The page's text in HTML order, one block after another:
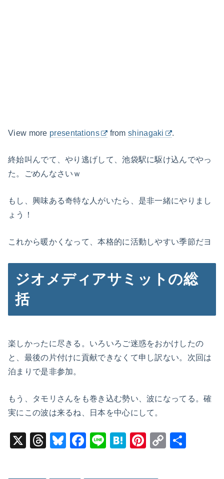
View more presentations fromshinagaki .
終始叫んでて、やり逃げして、池袋駅に駆け込んでやっ
た。ごめんなさいｗ
もし、興味ある奇特な人がいたら、是非一緒にやりまし
ょう！
これから暖かくなって、本格的に活動しやすい季節だヨ
ジオメディアサミットの総
括
楽しかったに尽きる。いろいろご迷惑をおかけしたの
と、最後の片付けに貢献できなくて申し訳ない。次回は
泊まりで是非参加。
もう、タモリさんをも巻き込む勢い、波になってる。確
実にこの波は来るね、日本を中心にして。
X
T
Bl
F
Li
H
Pi
C